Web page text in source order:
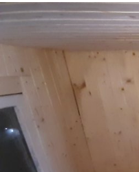
Можливе використання на
законодавства. Ціна —